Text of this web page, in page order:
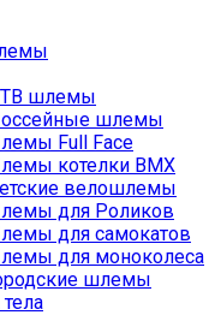
шлемы
шлемы
Full Face
котелки BMX
велошлемы
для Роликов
для самокатов
для моноколеса
шлемы